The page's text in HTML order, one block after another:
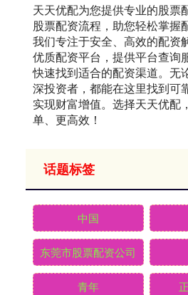
天天优配为您提供专业的股票
股票配资流程，助您轻松掌握
我们专注于安全、高效的配资
优质配资平台，提供平台查询
快速找到适合的配资渠道。无
深投资者，都能在这里找到可
实现财富增值。选择天天优配
单、更高效！
话题标签
中国
东莞市股票配资公司
青年